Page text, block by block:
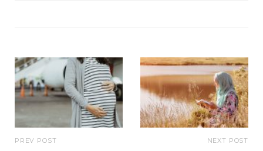
PREV POST NEXT POST